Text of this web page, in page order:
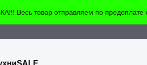
Весь товар отправляем по предоплате
SALE